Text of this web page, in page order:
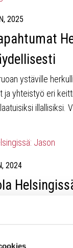
2025
ystäville
ja yhteistyö eri
illallisiksi.
2024